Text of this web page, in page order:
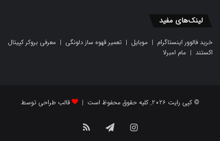
لینک‌های مفید
خرید فالوور اینستاگرام | موبایل | تعمیر قهوه ساز دلونگی | معرفی بروکر کپیتال
اکستند | مام امبرلا
© کپی رایت 2026, کلیه حقوق محفوظ است | قالب طراحی توسط
اینستاگرامتلگرامخوراک